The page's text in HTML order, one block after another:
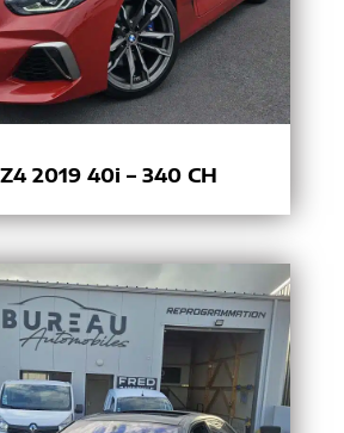
2019 40i – 340 CH